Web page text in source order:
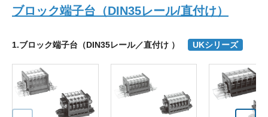
ブロック端子台（DIN35レール/直付け）
1.ブロック端子台（DIN35レール／直付け ） UKシリーズ